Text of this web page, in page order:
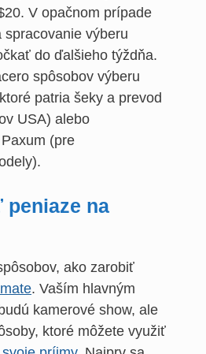
V opačnom prípade
výberu
do ďalšieho týždňa.
spôsobov výberu
patria šeky a prevod
USA) alebo
(pre
na
ako zarobiť
. Vaším hlavným
kamerové show, ale
ktoré môžete využiť